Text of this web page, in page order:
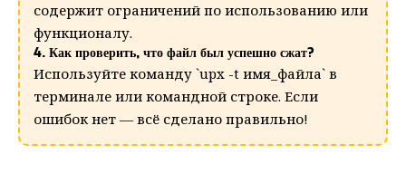
содержит ограничений по использованию или
функционалу.
4. Как проверить, что файл был успешно сжат?
Используйте команду `upx -t имя_файла` в
терминале или командной строке. Если
ошибок нет — всё сделано правильно!